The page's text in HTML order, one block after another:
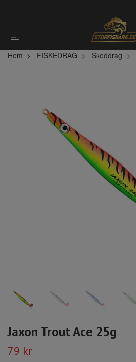
Hem FISKEDRAG Skeddrag
Jaxon Trout Ace 25g
79 kr